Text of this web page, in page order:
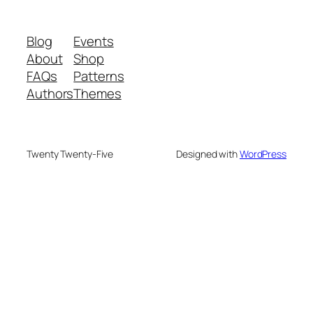
Blog
About
FAQs
Authors
Events
Shop
Patterns
Themes
Twenty Twenty-Five Designed withWordPress